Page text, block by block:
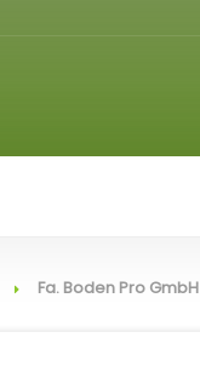
Fa. Boden Pro GmbH